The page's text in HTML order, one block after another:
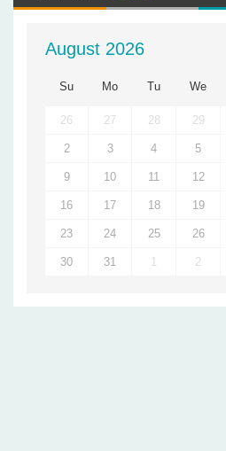
August 2026
Su Mo Tu We
26 27 28 29
2 3 4 5
9 10 11 12
16 17 18 19
23 24 25 26
30 31 1 2